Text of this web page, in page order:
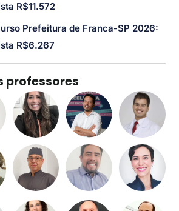
R$11.572
Prefeitura de Franca-SP 2026:
R$6.267
professores​